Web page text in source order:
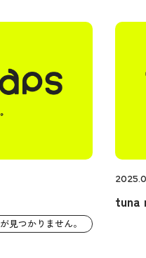
見つかりません。
tuna